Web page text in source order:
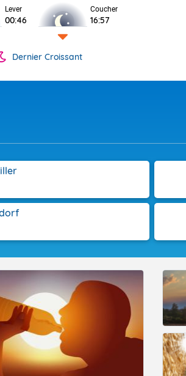
VIGILANCE ROUGE
Lever
00:46
Coucher
16:57
Dernier Croissant